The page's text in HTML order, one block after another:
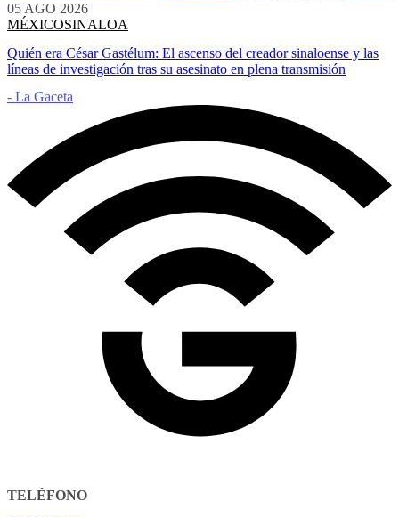
05 AGO 2026
MÉXICOSINALOA
Quién era César Gastélum: El ascenso del creador sinaloense y las
líneas de investigación tras su asesinato en plena transmisión
- La Gaceta
TELÉFONO